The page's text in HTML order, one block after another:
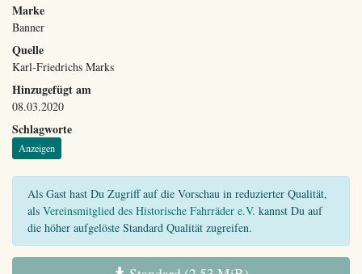
Marke
Banner
Quelle
Karl-Friedrichs Marks
Hinzugefügt am
08.03.2020
Schlagworte
Anzeigen
Als Gast hast Du Zugriff auf die Vorschau in reduzierter Qualität,
als Vereinsmitglied des Historische Fahrräder e.V. kannst Du auf
die höher aufgelöste Standard Qualität zugreifen.